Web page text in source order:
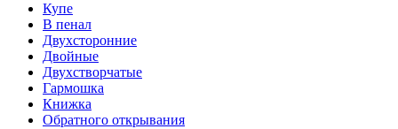
Купе
В пенал
Двухсторонние
Двойные
Двухстворчатые
Гармошка
Книжка
Обратного открывания